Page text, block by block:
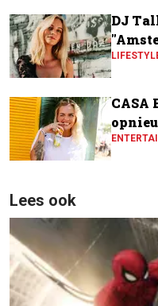
DJ
CASA
Lees ook